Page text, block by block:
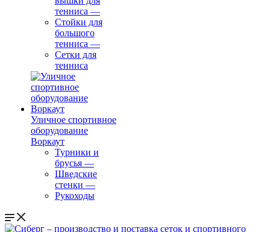
тенниса —
Стойки для
большого
тенниса —
Сетки для
тенниса
Уличное спортивное
оборудование
Воркаут
Турники и
брусья —
Шведские
стенки —
Рукоходы